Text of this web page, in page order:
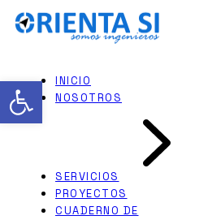
Skip
to
INICIO
NOSOTROS
SERVICIOS
PROYECTOS
CUADERNO DE
PERITAJES JUDICIALES
INGENIERÍA NAVAL
Abrir barra de